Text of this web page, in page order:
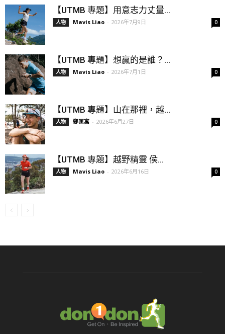
【UTMB 專題】用意志力丈量...
人物 Mavis Liao - 2026年7月9日 0
【UTMB 專題】想贏的是誰？...
人物 Mavis Liao - 2026年7月1日 0
【UTMB 專題】山在那裡，越...
人物 鄭匡寓 - 2026年6月27日 0
【UTMB 專題】越野精靈 侯...
人物 Mavis Liao - 2026年6月16日 0